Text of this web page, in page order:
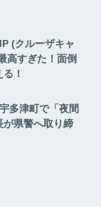
(クルーザキャ
高すぎた！面倒
！
多津町で「夜間
が県警へ取り締